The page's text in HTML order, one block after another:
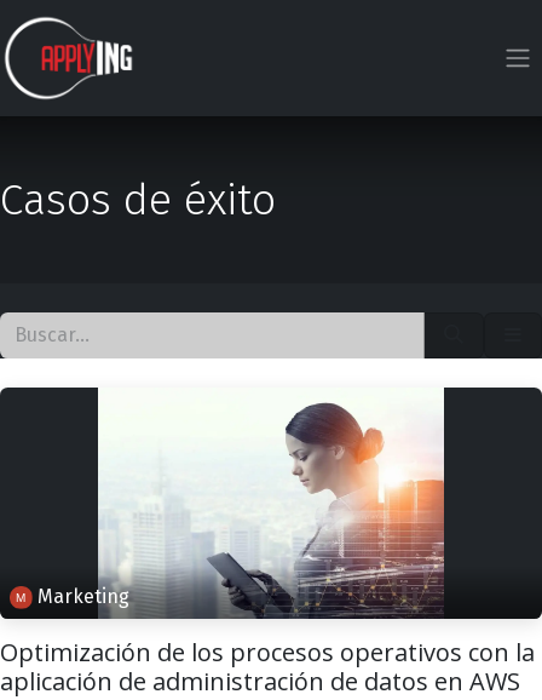
Ir al contenido
Casos de éxito
Marketing
Optimización de los procesos operativos con la
aplicación de administración de datos en AWS